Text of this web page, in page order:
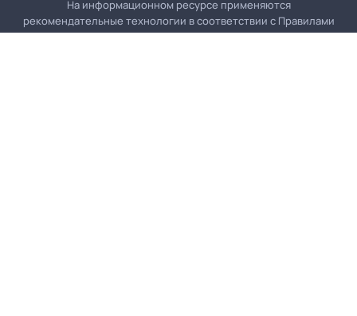
На информационном ресурсе применяются
рекомендательные технологии в соответствии с Правилами